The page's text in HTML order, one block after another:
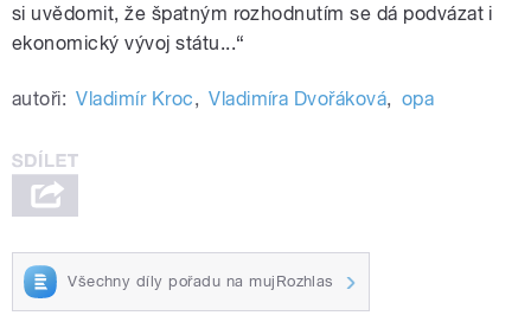
si uvědomit, že špatným rozhodnutím se dá podvázat i
ekonomický vývoj státu...“
autoři: Vladimír Kroc, Vladimíra Dvořáková, opa
Všechny díly pořadu na mujRozhlas